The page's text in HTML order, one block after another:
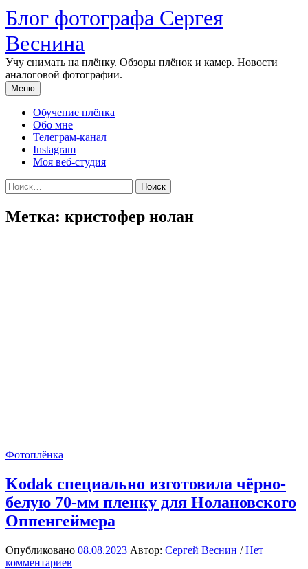
Перейти
к
содержимому
Блог фотографа Сергея
Веснина
Учу снимать на плёнку. Обзоры плёнок и камер. Новости
аналоговой фотографии.
Меню
Обучение плёнка
Обо мне
Телеграм-канал
Instagram
Моя веб-студия
Найти:
Метка: кристофер нолан
Фотоплёнка
Kodak специально изготовила чёрно-
белую 70-мм пленку для Нолановского
Оппенгеймера
Опубликовано 08.08.2023 Автор: Сергей Веснин /Нет
комментариев